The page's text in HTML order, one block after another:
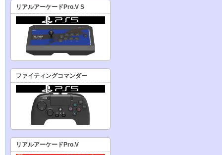
リアルアーケードPro.V S
ファイティングコマンダー
リアルアーケードPro.V